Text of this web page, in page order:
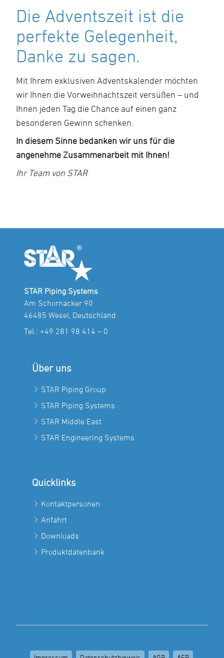
Die Adventszeit ist die
perfekte Gelegenheit,
Danke zu sagen.
Mit Ihrem exklusiven Adventskalender möchten
wir Ihnen die Vorweihnachtszeit versüßen – und
Ihnen jeden Tag die Chance auf einen ganz
besonderen Gewinn schenken.
In diesem Sinne bedanken wir uns für die
angenehme Zusammenarbeit mit Ihnen!
Ihr Team von STAR
STAR Piping Systems
Am Schornacker 90
46485 Wesel, Deutschland
Tel.: +49 281 98 414 – 0
Über uns
STAR Piping Group
STAR Piping Systems
STAR Middle East
STAR Engineering Systems
Quicklinks
Kontaktpersonen
Anfahrt
Downloads
Produktdatenbank